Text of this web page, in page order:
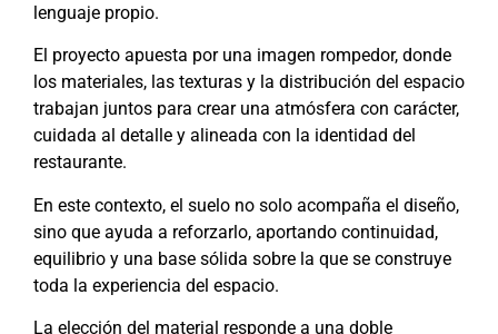
lenguaje propio.
El proyecto apuesta por una imagen rompedor, donde
los materiales, las texturas y la distribución del espacio
trabajan juntos para crear una atmósfera con carácter,
cuidada al detalle y alineada con la identidad del
restaurante.
En este contexto, el suelo no solo acompaña el diseño,
sino que ayuda a reforzarlo, aportando continuidad,
equilibrio y una base sólida sobre la que se construye
toda la experiencia del espacio.
La elección del material responde a una doble